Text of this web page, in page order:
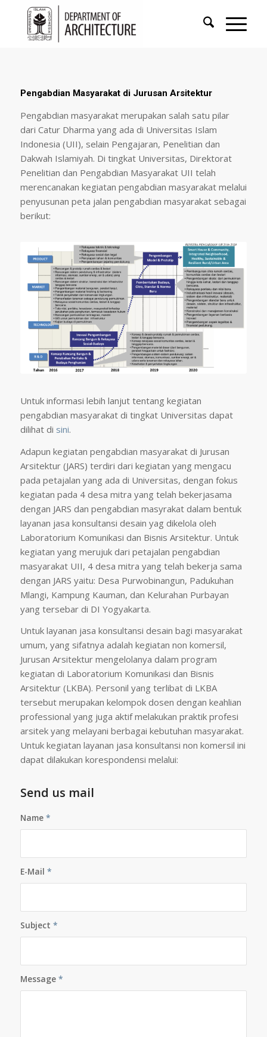
Pengabdian Masyarakat di Jurusan Arsitektur
Pengabdian masyarakat merupakan salah satu pilar
dari Catur Dharma yang ada di Universitas Islam
Indonesia (UII), selain Pengajaran, Penelitian dan
Dakwah Islamiyah. Di tingkat Universitas, Direktorat
Penelitian dan Pengabdian Masyarakat UII telah
merencanakan kegiatan pengabdian masyarakat melalui
penyusunan peta jalan pengabdian masyarakat sebagai
berikut:
Untuk informasi lebih lanjut tentang kegiatan
pengabdian masyarakat di tingkat Universitas dapat
dilihat di sini.
Adapun kegiatan pengabdian masyarakat di Jurusan
Arsitektur (JARS) terdiri dari kegiatan yang mengacu
pada petajalan yang ada di Universitas, dengan fokus
kegiatan pada 4 desa mitra yang telah bekerjasama
dengan JARS dan pengabdian masyrakat dalam bentuk
layanan jasa konsultansi desain yag dikelola oleh
Laboratorium Komunikasi dan Bisnis Arsitektur. Untuk
kegiatan yang merujuk dari petajalan pengabdian
masyarakat UII, 4 desa mitra yang telah bekerja sama
dengan JARS yaitu: Desa Purwobinangun, Padukuhan
Mlangi, Kampung Kauman, dan Kelurahan Purbayan
yang tersebar di DI Yogyakarta.
Untuk layanan jasa konsultansi desain bagi masyarakat
umum, yang sifatnya adalah kegiatan non komersil,
Jurusan Arsitektur mengelolanya dalam program
kegiatan di Laboratorium Komunikasi dan Bisnis
Arsitektur (LKBA). Personil yang terlibat di LKBA
tersebut merupakan kelompok dosen dengan keahlian
professional yang juga aktif melakukan praktik profesi
arsitek yang melayani berbagai kebutuhan masyarakat.
Untuk kegiatan layanan jasa konsultansi non komersil ini
dapat dilakukan korespondensi melalui:
Send us mail
Name *
E-Mail *
Subject *
Message *